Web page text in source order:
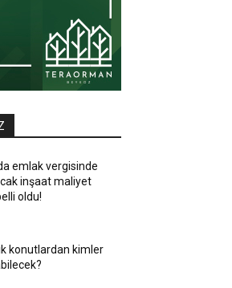
emlak vergisinde
inşaat maliyet
oldu!
konutlardan kimler